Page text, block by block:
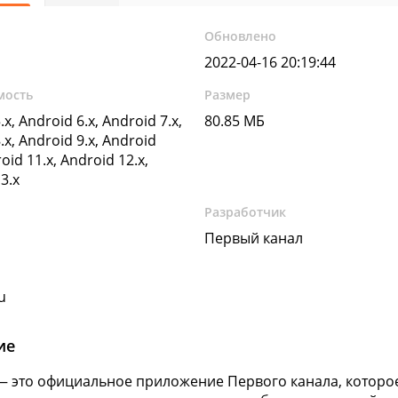
Обновлено
2022-04-16 20:19:44
Android 6.x, Android 7.x,
Android 9.x, Android
11.x, Android 12.x,
Размер
80.85 МБ
Разработчик
Первый канал
официальное приложение Первого канала,